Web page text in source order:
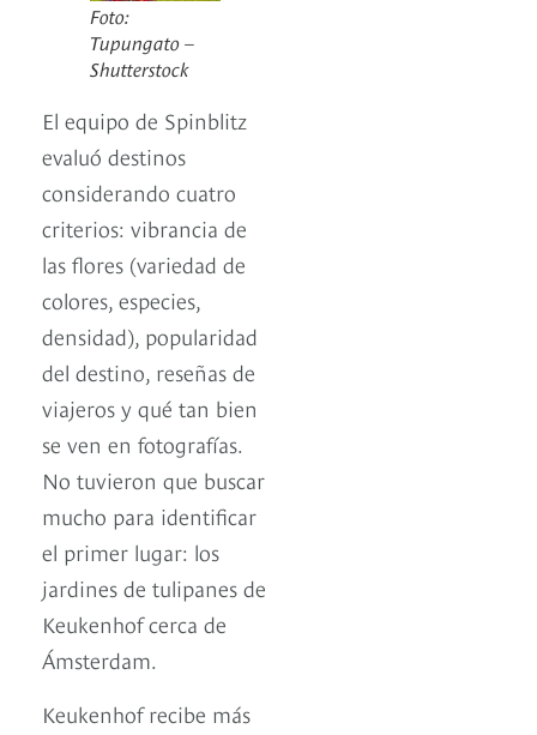
Foto:
Tupungato –
Shutterstock
El equipo de Spinblitz
evaluó destinos
considerando cuatro
criterios: vibrancia de
las flores (variedad de
colores, especies,
densidad), popularidad
del destino, reseñas de
viajeros y qué tan bien
se ven en fotografías.
No tuvieron que buscar
mucho para identificar
el primer lugar: los
jardines de tulipanes de
Keukenhof cerca de
Ámsterdam.
Keukenhof recibe más